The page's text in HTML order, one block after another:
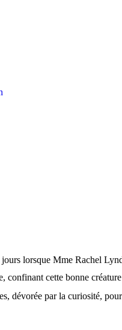
lorsque Mme Rachel
confinant cette bonne
dévorée par la curiosité,